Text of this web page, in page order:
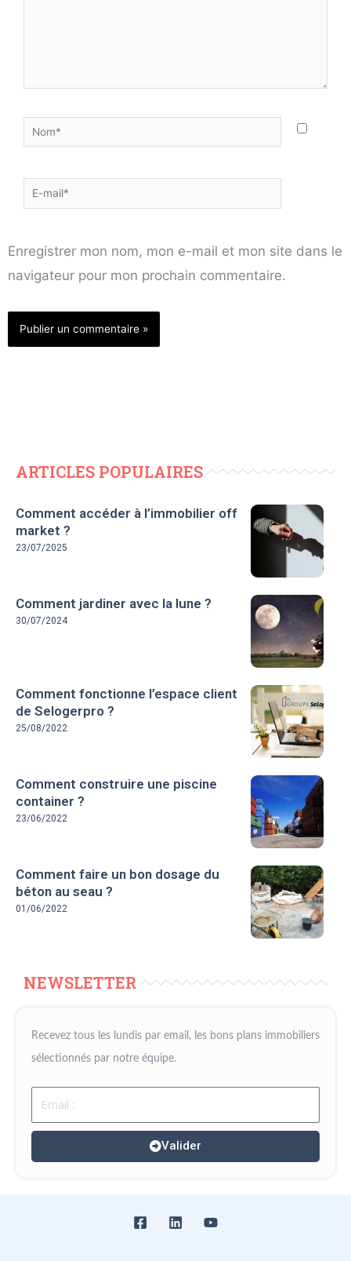
Nom*
E-
mail*
Enregistrer mon nom, mon e-mail et mon site dans le
navigateur pour mon prochain commentaire.
ARTICLES POPULAIRES
Comment accéder à l’immobilier off
market ?
23/07/2025
Comment jardiner avec la lune ?
30/07/2024
Comment fonctionne l’espace client
de Selogerpro ?
25/08/2022
Comment construire une piscine
container ?
23/06/2022
Comment faire un bon dosage du
béton au seau ?
01/06/2022
NEWSLETTER
Recevez tous les lundis par email, les bons plans immobiliers
sélectionnés par notre équipe.
Email
Valider